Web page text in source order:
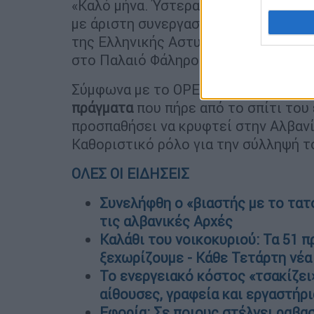
«Καλό μήνα. Ύστερα από μεθοδική
με άριστη συνεργασία με τις
της Ελληνικής Αστυνομίας ο
στο Παλαιό Φάληρο», έγραψε ο
Σύμφωνα με το OPEN οι
πράγματαπου πήρε από το σπίτι του
προσπαθήσει να κρυφτεί στην
Καθοριστικό ρόλο για την σύλληψή
ΟΛΕΣ ΟΙ ΕΙΔΗΣΕΙΣ
Συνελήφθη ο «βιαστής με το
τις αλβανικές Αρχές
Καλάθι του νοικοκυριού: Τα 51
ξεχωρίζουμε - Κάθε Τετάρτη νέα
Το ενεργειακό κόστος
αίθουσες, γραφεία και